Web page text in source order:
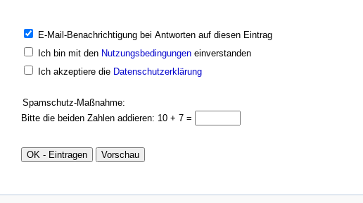
E-Mail-Benachrichtigung bei Antworten auf diesen Eintrag
Ich bin mit den Nutzungsbedingungeneinverstanden
Ich akzeptiere die Datenschutzerklärung
Spamschutz-Maßnahme:
Bitte die beiden Zahlen addieren: 10 + 7 =